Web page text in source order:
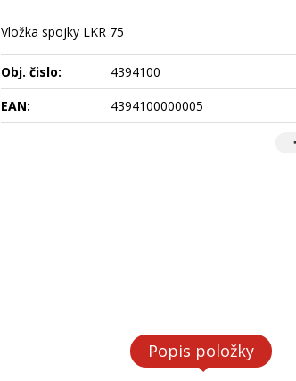
Vložka spojky LKR 75
Obj. čislo:
4394100
EAN:
4394100000005
Popis položky